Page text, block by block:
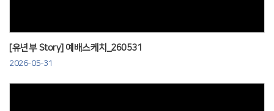
[유년부 Story] 예배스케치_260531
2026-05-31